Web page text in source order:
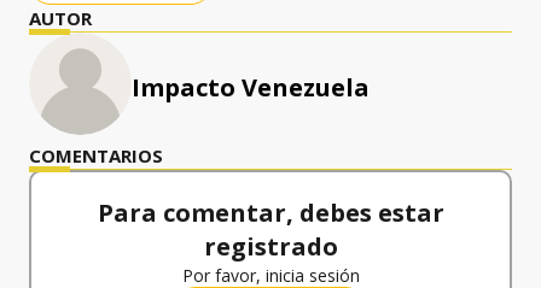
AUTOR
Impacto Venezuela
COMENTARIOS
Para comentar, debes estar
registrado
Por favor, inicia sesión